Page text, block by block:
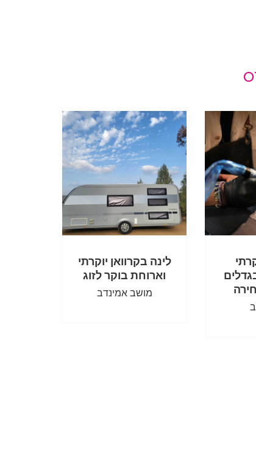
לינה בקרוואן יוקרתי
וארוחת בוקר לזוג
מושב אמינדב